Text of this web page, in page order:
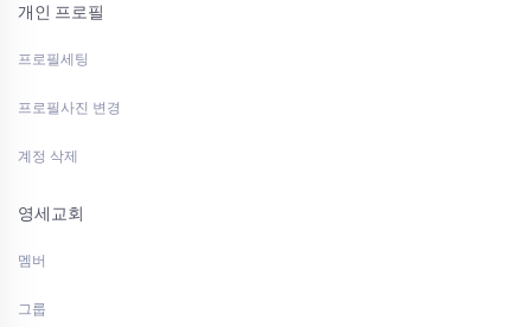
개인 프로필
프로필세팅
프로필사진 변경
계정 삭제
영세교회
멤버
그룹